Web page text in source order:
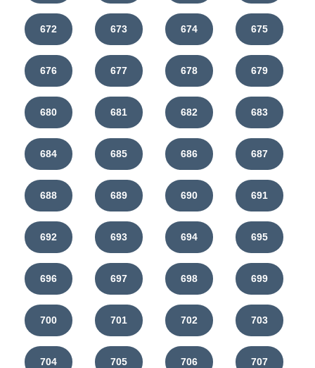
672 673 674 675
676 677 678 679
680 681 682 683
684 685 686 687
688 689 690 691
692 693 694 695
696 697 698 699
700 701 702 703
704 705 706 707